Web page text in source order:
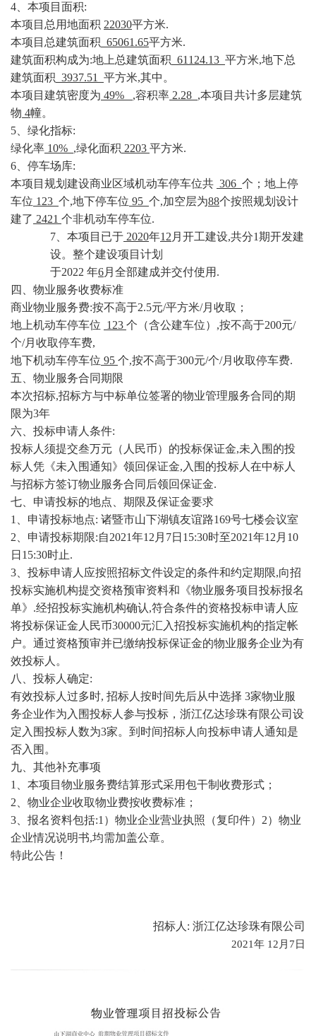
4、本项目面积:
本项目总用地面积 22030平方米.
本项目总建筑面积 65061.65平方米.
建筑面积构成为:地上总建筑面积 61124.13 平方米,地下总
建筑面积 3937.51 平方米,其中。
本项目建筑密度为 49% ,容积率 2.28 ,本项目共计多层建筑
物 4幢。
5、绿化指标:
绿化率 10% ,绿化面积 2203 平方米.
6、停车场库:
本项目规划建设商业区域机动车停车位共 306 个；地上停
车位 123 个,地下停车位 95 个,加空层为88个按照规划设计
建了 2421 个非机动车停车位.
7、本项目已于 2020年12 月开工建设,共分1期开发建
设。整个建设项目计划
于2022 年6月全部建成并交付使用 .
四、物业服务收费标准
商业物业服务费:按不高于2.5元/平方米/月收取；
地上机动车停车位 123 个（含公建车位） ,按不高于200元/
个/月收取停车费,
地下机动车停车位 95 个,按不高于300元/个/月收取停车费.
五、物业服务合同期限
本次招标,招标方与中标单位签署的物业管理服务合同的期
限为3年
六、投标申请人条件:
投标人须提交叁万元（人民币）的投标保证金,未入围的投
标人凭《未入围通知》领回保证金,入围的投标人在中标人
与招标方签订物业服务合同后领回保证金.
七、申请投标的地点、期限及保证金要求
1、申请投标地点: 诸暨市山下湖镇友谊路169号七楼会议室
2、申请投标期限:自2021年12月7日15:30时至2021年12月10
日15:30时止.
3、投标申请人应按照招标文件设定的条件和约定期限,向招
投标实施机构提交资格预审资料和《物业服务项目投标报名
单》.经招投标实施机构确认,符合条件的资格投标申请人应
将投标保证金人民币30000元汇入招投标实施机构的指定帐
户。通过资格预审并已缴纳投标保证金的物业服务企业为有
效投标人。
八、投标人确定:
有效投标人过多时, 招标人按时间先后从中选择 3家物业服
务企业作为入围投标人参与投标，浙江亿达珍珠有限公司设
定入围投标人数为3家。到时间招标人向投标申请人通知是
否入围。
九、其他补充事项
1、本项目物业服务费结算形式采用包干制收费形式；
2、物业企业收取物业费按收费标准；
3、报名资料包括:1）物业企业营业执照（复印件）2）物业
企业情况说明书,均需加盖公章。
特此公告！
招标人 : 浙江亿达珍珠有限公司
2021年 12 月 7 日